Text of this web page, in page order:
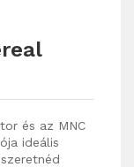
és az MNC
ideális